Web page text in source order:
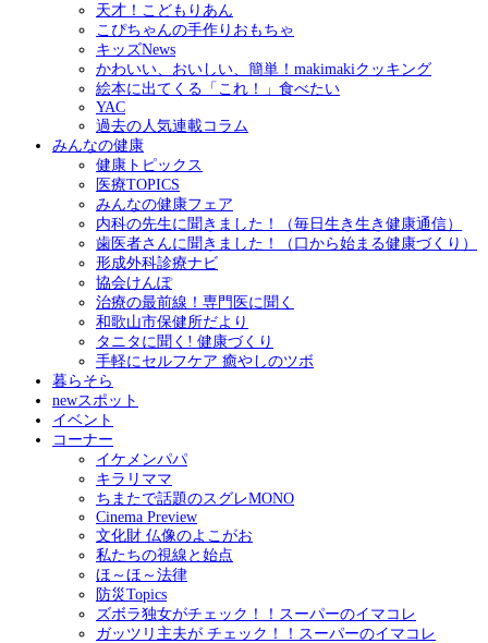
天才！こどもりあん
こぴちゃんの手作りおもちゃ
キッズNews
かわいい、おいしい、簡単！makimakiクッキング
絵本に出てくる「これ！」食べたい
YAC
過去の人気連載コラム
みんなの健康
健康トピックス
医療TOPICS
みんなの健康フェア
内科の先生に聞きました！（毎日生き生き健康通信）
歯医者さんに聞きました！（口から始まる健康づくり）
形成外科診療ナビ
協会けんぽ
治療の最前線！専門医に聞く
和歌山市保健所だより
タニタに聞く! 健康づくり
手軽にセルフケア 癒やしのツボ
暮らそら
newスポット
イベント
コーナー
イケメンパパ
キラリママ
ちまたで話題のスグレMONO
Cinema Preview
文化財 仏像のよこがお
私たちの視線と始点
ほ～ほ～法律
防災Topics
ズボラ独女がチェック！！スーパーのイマコレ
ガッツリ主夫が チェック！！スーパーのイマコレ